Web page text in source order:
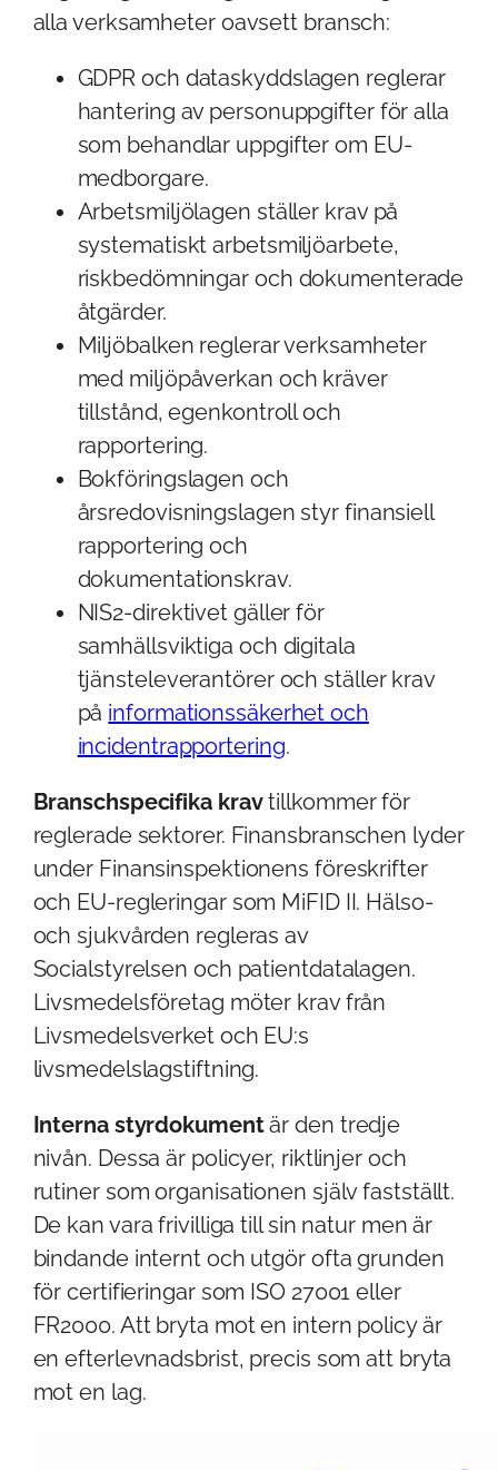
alla verksamheter oavsett bransch:
GDPR och dataskyddslagen reglerar
hantering av personuppgifter för alla
som behandlar uppgifter om EU-
medborgare.
Arbetsmiljölagen ställer krav på
systematiskt arbetsmiljöarbete,
riskbedömningar och dokumenterade
åtgärder.
Miljöbalken reglerar verksamheter
med miljöpåverkan och kräver
tillstånd, egenkontroll och
rapportering.
Bokföringslagen och
årsredovisningslagen styr finansiell
rapportering och
dokumentationskrav.
NIS2-direktivet gäller för
samhällsviktiga och digitala
tjänsteleverantörer och ställer krav
på informationssäkerhet och
incidentrapportering.
Branschspecifika kravtillkommer för
reglerade sektorer. Finansbranschen lyder
under Finansinspektionens föreskrifter
och EU-regleringar som MiFID II. Hälso-
och sjukvården regleras av
Socialstyrelsen och patientdatalagen.
Livsmedelsföretag möter krav från
Livsmedelsverket och EU:s
livsmedelslagstiftning.
Interna styrdokumentär den tredje
nivån. Dessa är policyer, riktlinjer och
rutiner som organisationen själv fastställt.
De kan vara frivilliga till sin natur men är
bindande internt och utgör ofta grunden
för certifieringar som ISO 27001 eller
FR2000. Att bryta mot en intern policy är
en efterlevnadsbrist, precis som att bryta
mot en lag.